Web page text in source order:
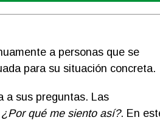
a personas que se
para su situación concreta.
a sus preguntas. Las
qué me siento así?. En